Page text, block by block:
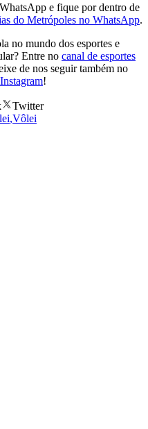
e fique por dentro de
do Metrópoles no WhatsApp.
no mundo dos esportes e
Entre no canal de esportes
de nos seguir também no
!
Twitter
,Vôlei